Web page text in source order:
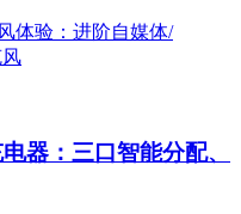
器：三口智能分配、